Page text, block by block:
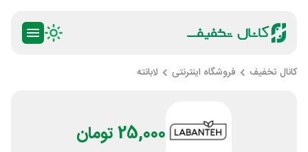
کانال تخفیف فروشگاه اینترنتی لابانته
25,000 تومان